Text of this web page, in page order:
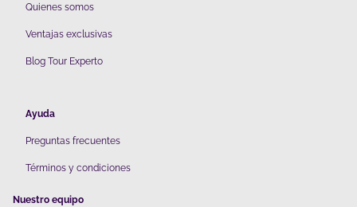
Quienes somos
Ventajas exclusivas
Blog Tour Experto
Ayuda
Preguntas frecuentes
Términos y condiciones
Nuestro equipo